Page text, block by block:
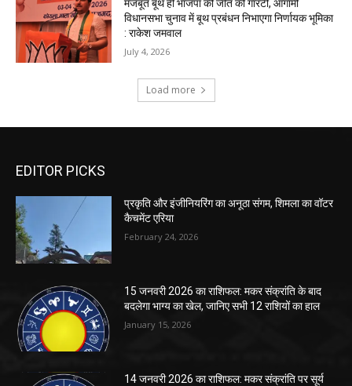
EDITOR PICKS
प्रकृति और इंजीनियरिंग का अनूठा संगम, शिमला का वॉटर
कैचमेंट एरिया
February 24, 2026
15 जनवरी 2026 का राशिफल: मकर संक्रांति के बाद
बदलेगा भाग्य का खेल, जानिए सभी 12 राशियों का हाल
January 15, 2026
14 जनवरी 2026 का राशिफल: मकर संक्रांति पर सूर्य